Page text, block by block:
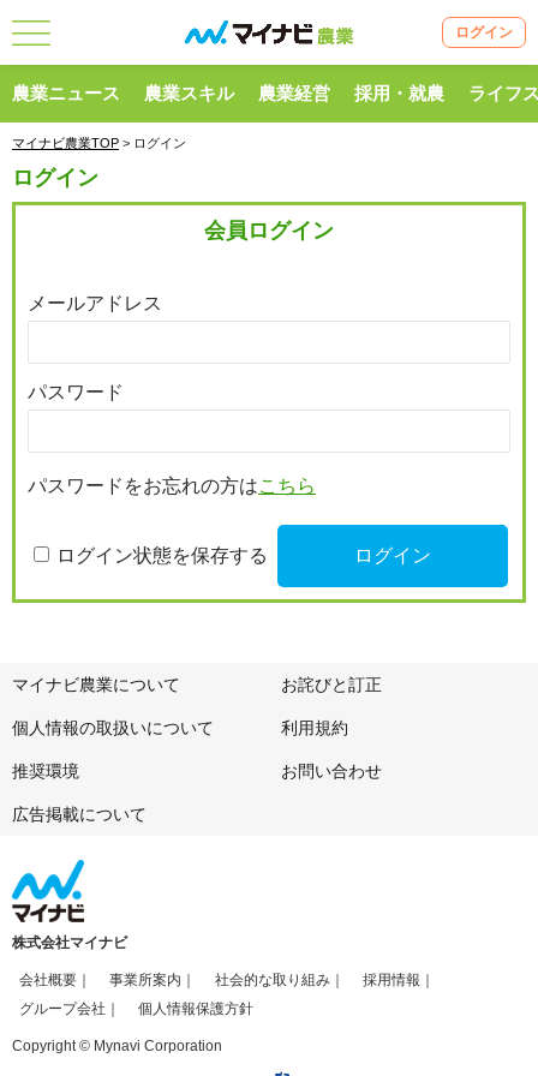
ログイン
農業ニュース 農業スキル 農業経営 採用・就農 ライフ
マイナビ農業TOP > ログイン
ログイン
会員ログイン
メールアドレス
パスワード
パスワードをお忘れの方はこちら
ログイン状態を保存する
マイナビ農業について お詫びと訂正
個人情報の取扱いについて 利用規約
推奨環境 お問い合わせ
広告掲載について
株式会社マイナビ
会社概要 事業所案内 社会的な取り組み
採用情報
グループ会社
個人情報保護方針
Copyright © Mynavi Corporation